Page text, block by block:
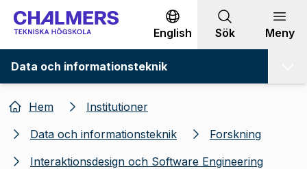
Gå till innehållet
English Sök Meny
Data och informationsteknik
Hem
Institutioner
Data och informationsteknik
Forskning
Interaktionsdesign och Software Engineering